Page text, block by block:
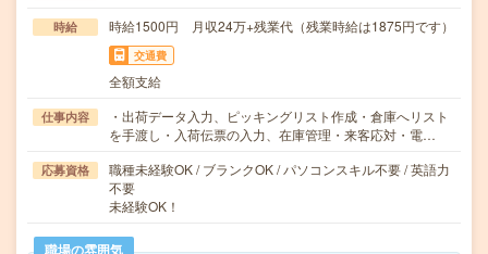
時給 時給1500円 月収24万+残業代（残業時給は1875円です）
交通費
全額支給
仕事内容
・出荷データ入力、ピッキングリスト作成・倉庫へリスト
を手渡し・入荷伝票の入力、在庫管理・来客応対・電…
応募資格
職種未経験OK / ブランクOK / パソコンスキル不要 / 英語力
不要
未経験OK！
職場の雰囲気